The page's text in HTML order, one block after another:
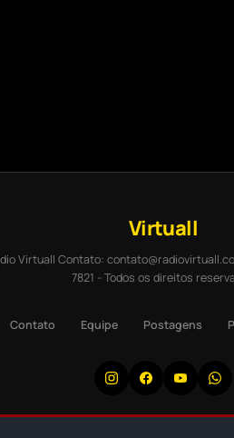
Virtuall
Virtuall Contato:
7821 - Todos os direitos
Contato Equipe Postagens